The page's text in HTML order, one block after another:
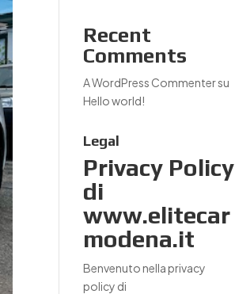
Recent
Comments
A WordPress Commentersu
Hello world!
Legal
Privacy Policy
di
www.elitecar
modena.it
Benvenuto nella privacy
policy di